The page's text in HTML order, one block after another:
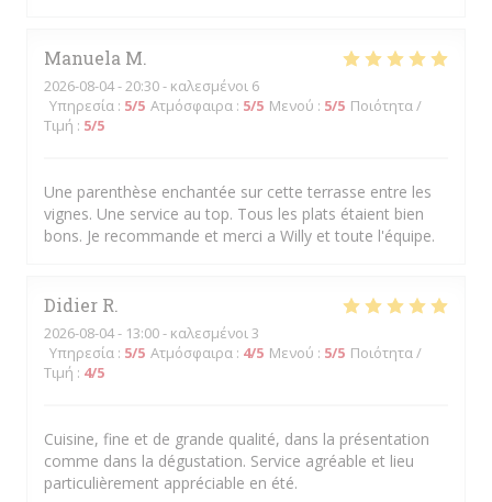
Manuela M
2026-08-04- 20:30 - καλεσμένοι 6
Υπηρεσία : 5/5 Ατμόσφαιρα : 5/5 Μενού : 5/5 Ποιότητα /
Τιμή : 5/5
Une parenthèse enchantée sur cette terrasse entre les
vignes. Une service au top. Tous les plats étaient bien
bons. Je recommande et merci a Willy et toute l'équipe.
Didier R
2026-08-04- 13:00 - καλεσμένοι 3
Υπηρεσία : 5/5 Ατμόσφαιρα : 4/5 Μενού : 5/5 Ποιότητα /
Τιμή : 4/5
Cuisine, fine et de grande qualité, dans la présentation
comme dans la dégustation. Service agréable et lieu
particulièrement appréciable en été.